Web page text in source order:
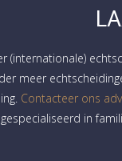
(internationale)
meer
Contacteer ons
in